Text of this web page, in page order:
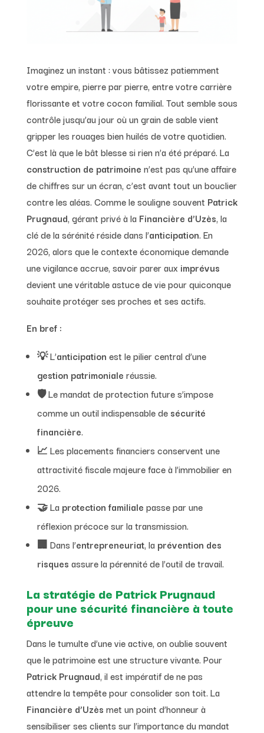
Imaginez un instant : vous bâtissez patiemment
votre empire, pierre par pierre, entre votre carrière
florissante et votre cocon familial. Tout semble sous
contrôle jusqu’au jour où un grain de sable vient
gripper les rouages bien huilés de votre quotidien.
C’est là que le bât blesse si rien n’a été préparé. La
construction de patrimoine n’est pas qu’une affaire
de chiffres sur un écran, c’est avant tout un bouclier
contre les aléas. Comme le souligne souvent Patrick
Prugnaud, gérant privé à la Financière d’Uzès, la
clé de la sérénité réside dans l’anticipation. En
2026, alors que le contexte économique demande
une vigilance accrue, savoir parer aux imprévus
devient une véritable astuce de vie pour quiconque
souhaite protéger ses proches et ses actifs.
En bref :
💡 L’anticipation est le pilier central d’une
gestion patrimoniale réussie.
🛡️ Le mandat de protection future s’impose
comme un outil indispensable de sécurité
financière.
📈 Les placements financiers conservent une
attractivité fiscale majeure face à l’immobilier en
2026.
🤝 La protection familiale passe par une
réflexion précoce sur la transmission.
🏢 Dans l’entrepreneuriat, la prévention des
risques assure la pérennité de l’outil de travail.
La stratégie de Patrick Prugnaud
pour une sécurité financière à toute
épreuve
Dans le tumulte d’une vie active, on oublie souvent
que le patrimoine est une structure vivante. Pour
Patrick Prugnaud, il est impératif de ne pas
attendre la tempête pour consolider son toit. La
Financière d’Uzès met un point d’honneur à
sensibiliser ses clients sur l’importance du mandat